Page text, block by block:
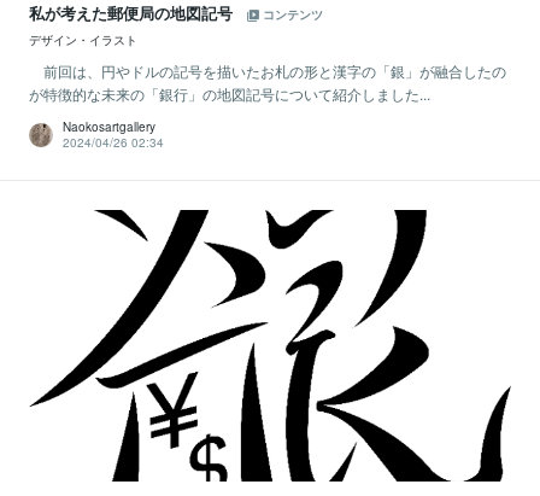
私が考えた郵便局の地図記号
コンテンツ
デザイン・イラスト
前回は、円やドルの記号を描いたお札の形と漢字の「銀」が融合したの
が特徴的な未来の「銀行」の地図記号について紹介しました...
Naokosartgallery
2024/04/26 02:34